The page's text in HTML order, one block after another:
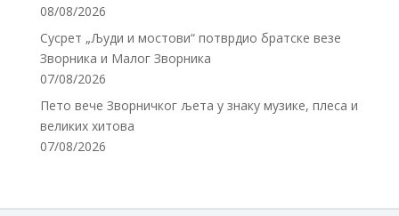
08/08/2026
Сусрет „Људи и мостови“ потврдио братске везе
Зворника и Малог Зворника
07/08/2026
Пето вече Зворничког љета у знаку музике, плеса и
великих хитова
07/08/2026